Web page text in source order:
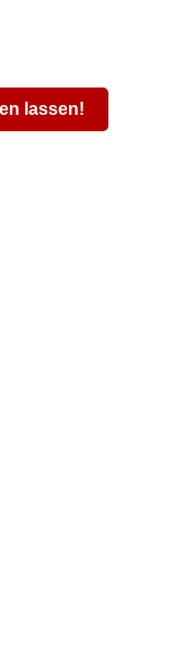
lassen!